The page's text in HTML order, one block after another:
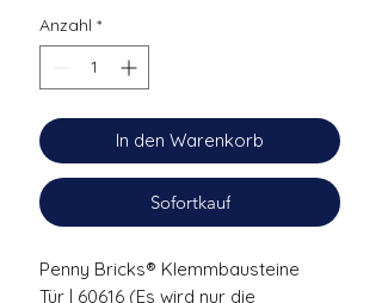
Anzahl *
In den Warenkorb
Sofortkauf
Penny Bricks® Klemmbausteine
Tür | 60616 (Es wird nur die